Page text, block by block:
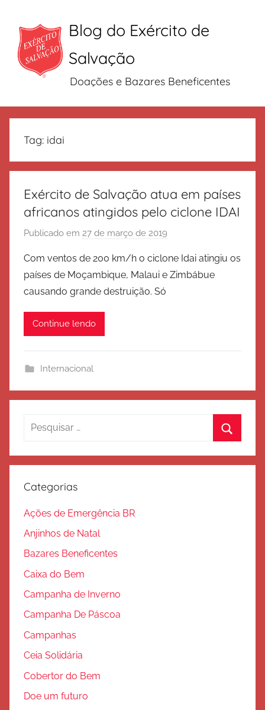
conteúdo
Blog do Exército de
Salvação
Doações e Bazares Beneficentes
Tag: idai
Exército de Salvação atua em países
africanos atingidos pelo ciclone IDAI
Publicado em 27 de março de 2019
r
E
d
l
Com ventos de 200 km/h o ciclone Idai atingiu os
países de Moçambique, Malaui e Zimbábue
causando grande destruição. Só
Continue lendo
Internacional
Pesquisar
Categorias
Ações de Emergência BR
Anjinhos de Natal
Bazares Beneficentes
Caixa do Bem
Campanha de Inverno
Campanha De Páscoa
Campanhas
Ceia Solidária
Cobertor do Bem
Doe um futuro